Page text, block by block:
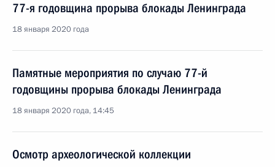
77-я годовщина прорыва блокады Ленинграда
18 января 2020 года
Памятные мероприятия по случаю 77-й
годовщины прорыва блокады Ленинграда
18 января 2020 года, 14:45
Осмотр археологической коллекции